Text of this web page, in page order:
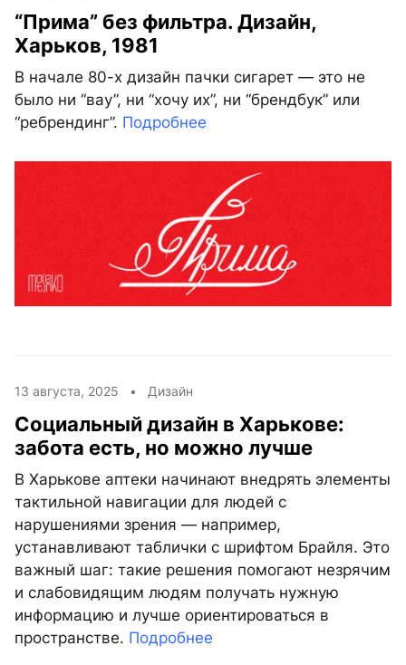
“Прима” без фильтра. Дизайн,
Харьков, 1981
В начале 80-х дизайн пачки сигарет — это не
было ни “вау”, ни “хочу их”, ни “брендбук” или
“ребрендинг”. Подробнее
13 августа, 2025 • Дизайн
Социальный дизайн в Харькове:
забота есть, но можно лучше
В Харькове аптеки начинают внедрять элементы
тактильной навигации для людей с
нарушениями зрения — например,
устанавливают таблички с шрифтом Брайля. Это
важный шаг: такие решения помогают незрячим
и слабовидящим людям получать нужную
информацию и лучше ориентироваться в
пространстве. Подробнее